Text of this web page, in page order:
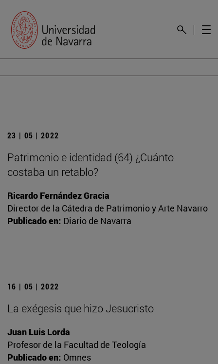
23 | 05 | 2022
Patrimonio e identidad (64) ¿Cuánto
costaba un retablo?
Ricardo Fernández Gracia
Director de la Cátedra de Patrimonio y Arte Navarro
Publicado en: Diario de Navarra
16 | 05 | 2022
La exégesis que hizo Jesucristo
Juan Luis Lorda
Profesor de la Facultad de Teología
Publicado en: Omnes